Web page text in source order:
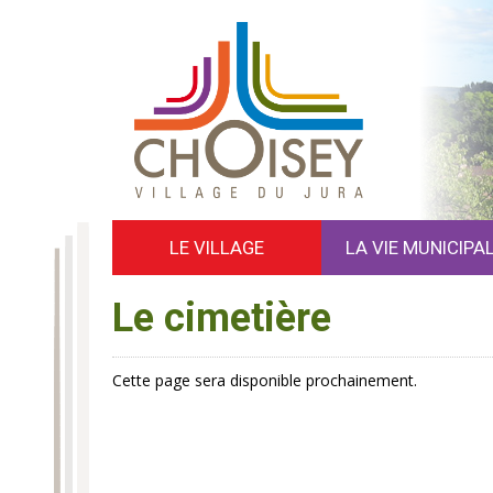
LE VILLAGE LA VIE
Le cimetière
Cette page sera disponible prochainement.